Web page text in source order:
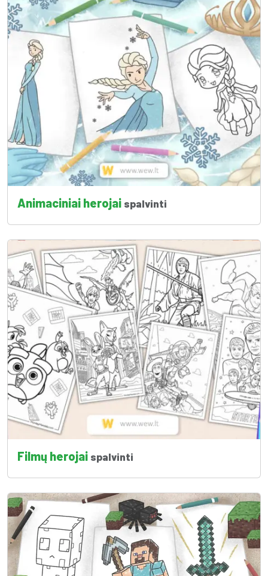
Animaciniai herojai spalvinti
Filmų herojai spalvinti